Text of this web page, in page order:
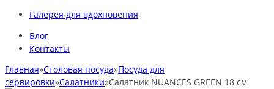
Галерея для вдохновения
Блог
Контакты
Главная»Столовая посуда»Посуда для
сервировки»Салатники»Салатник NUANCES GREEN 18 см